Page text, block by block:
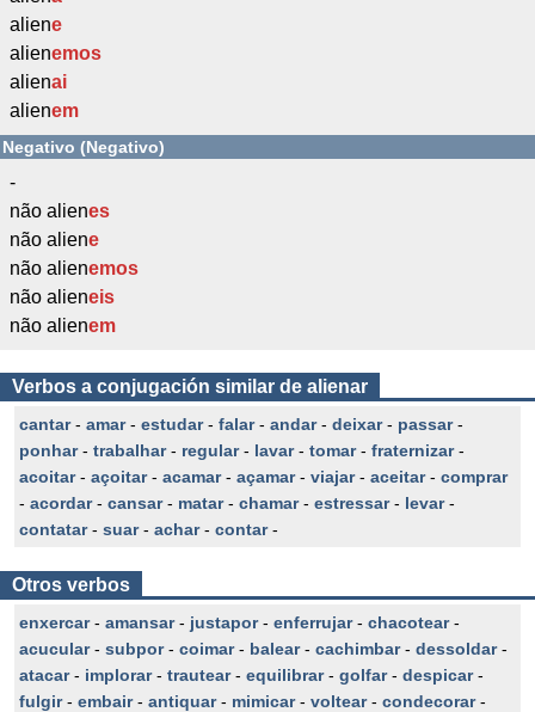
aliene
alienemos
alienai
alienem
Negativo (Negativo)
-
não alienes
não aliene
não alienemos
não alieneis
não alienem
Verbos a conjugación similar de alienar
cantar- amar- estudar- falar- andar- deixar- passar-
ponhar- trabalhar- regular- lavar- tomar- fraternizar-
acoitar- açoitar- acamar- açamar- viajar- aceitar- comprar
- acordar- cansar- matar- chamar- estressar- levar-
contatar- suar- achar- contar-
Otros verbos
enxercar- amansar- justapor- enferrujar- chacotear-
acucular- subpor- coimar- balear- cachimbar- dessoldar-
atacar- implorar- trautear- equilibrar- golfar- despicar-
fulgir- embair- antiquar- mimicar- voltear- condecorar-